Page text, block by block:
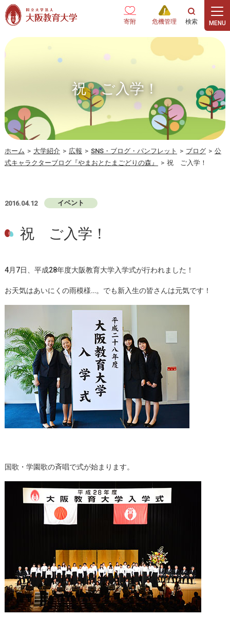
本文へ
寄附 危機管理
祝 ご入学！
ホーム > 大学紹介 > 広報 > SNS・ブログ・パンフレット > ブログ > 公
式キャラクターブログ『やまおとたまごどりの森』
> 祝 ご入学！
2016.04.12 イベント
祝 ご入学！
4月7日、平成28年度大阪教育大学入学式が行われました！
お天気はあいにくの雨模様…。でも新入生の皆さんは元気です！
国歌・学園歌の斉唱で式が始まります。